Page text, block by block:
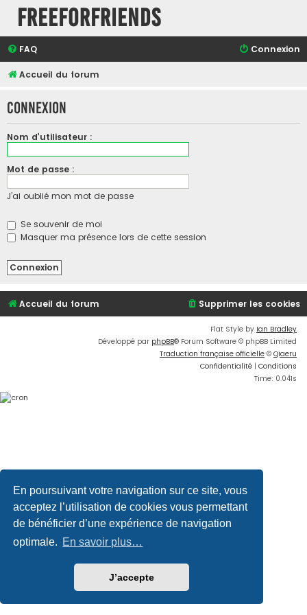
En poursuivant votre navigation sur ce site, vous
acceptez l’utilisation de cookies vous permettant
de bénéficier d’une expérience de navigation
optimale. En savoir plus…
J’accepte
FreeForFriends
FAQ Connexion
Accueil du forum
Connexion
Nom d’utilisateur :
Mot de passe :
J’ai oublié mon mot de passe
Se souvenir de moi
Masquer ma présence lors de cette session
Accueil du forum Supprimer les cookies
Flat Style by Ian Bradley
Développé par phpBB® Forum Software © phpBB Limited
Traduction française officielle © Qiaeru
Confidentialité | Conditions
Time: 0.041s